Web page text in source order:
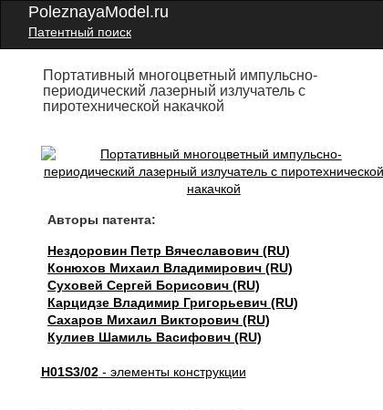
PoleznayaModel.ru
Патентный поиск
Портативный многоцветный импульсно-
периодический лазерный излучатель с
пиротехнической накачкой
Авторы патента:
Нездоровин Петр Вячеславович (RU)
Конюхов Михаил Владимирович (RU)
Суховей Сергей Борисович (RU)
Карцидзе Владимир Григорьевич (RU)
Сахаров Михаил Викторович (RU)
Кулиев Шамиль Васифович (RU)
H01S3/02- элементы конструкции